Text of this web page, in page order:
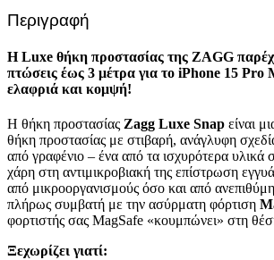
Περιγραφή
Η Luxe θήκη προστασίας της ZAGG
πτώσεις έως 3 μέτρα για το iPhone 15 Pro
ελαφριά και κομψή!
Η θήκη προστασίας Zagg Luxe Snap είναι
θήκη προστασίας με στιβαρή, ανάγλυφη
από γραφένιο – ένα από τα ισχυρότερα υλικά
χάρη στη αντιμικροβιακή της επίστρωση
από μικροοργανισμούς όσο και από
πλήρως συμβατή με την ασύρματη φόρτιση
φορτιστής σας MagSafe «κουμπώνει» στη
Ξεχωρίζει γιατί: